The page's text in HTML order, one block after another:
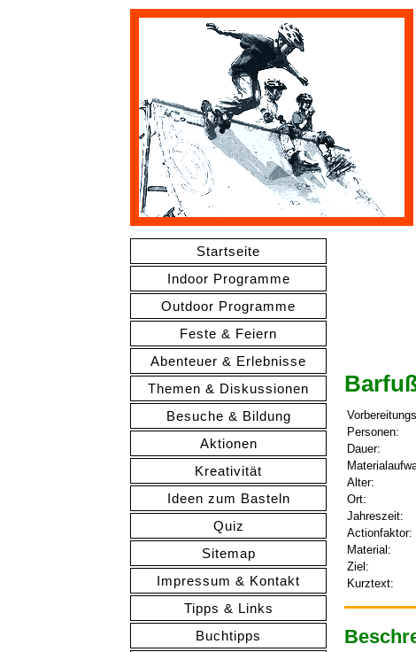
Personen:
Dauer:
Alter:
Ort:
Jahreszeit:
Actionfaktor:
Material:
Ziel:
Kurztext:
Startseite
Indoor Programme
Outdoor Programme
Feste & Feiern
Abenteuer & Erlebnisse
Themen & Diskussionen
Besuche & Bildung
Aktionen
Kreativität
Ideen zum Basteln
Quiz
Sitemap
Impressum & Kontakt
Tipps & Links
Buchtipps